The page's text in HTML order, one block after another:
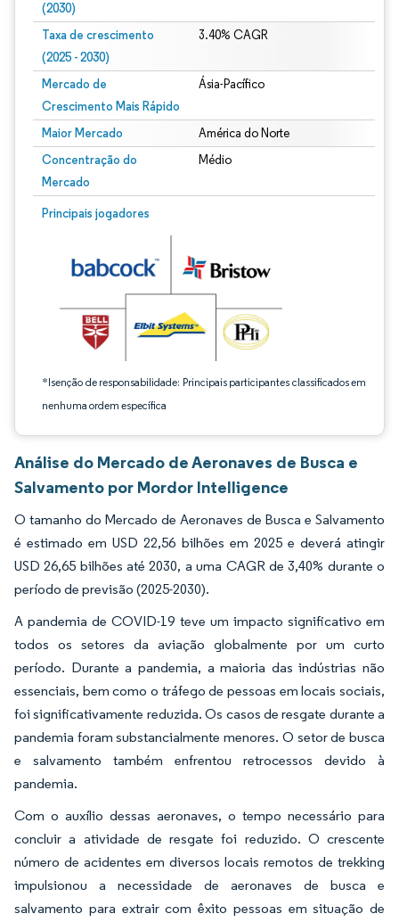
(2030)
Taxa de crescimento
(2025 - 2030)
3.40% CAGR
Mercado de
Crescimento Mais Rápido
Ásia-Pacífico
Maior Mercado América do Norte
Concentração do
Mercado
Médio
Principais jogadores
*Isenção de responsabilidade: Principais participantes classificados em
nenhuma ordem específica
Imagem © Mordor Intelligence. O reuso requer atribuição conforme CC BY 4.0.
Análise do Mercado de Aeronaves de Busca e
Salvamento por Mordor Intelligence
O tamanho do Mercado de Aeronaves de Busca e Salvamento
é estimado em USD 22,56 bilhões em 2025 e deverá atingir
USD 26,65 bilhões até 2030, a uma CAGR de 3,40% durante o
período de previsão (2025-2030).
A pandemia de COVID-19 teve um impacto significativo em
todos os setores da aviação globalmente por um curto
período. Durante a pandemia, a maioria das indústrias não
essenciais, bem como o tráfego de pessoas em locais sociais,
foi significativamente reduzida. Os casos de resgate durante a
pandemia foram substancialmente menores. O setor de busca
e salvamento também enfrentou retrocessos devido à
pandemia.
Com o auxílio dessas aeronaves, o tempo necessário para
concluir a atividade de resgate foi reduzido. O crescente
número de acidentes em diversos locais remotos de trekking
impulsionou a necessidade de aeronaves de busca e
salvamento para extrair com êxito pessoas em situação de